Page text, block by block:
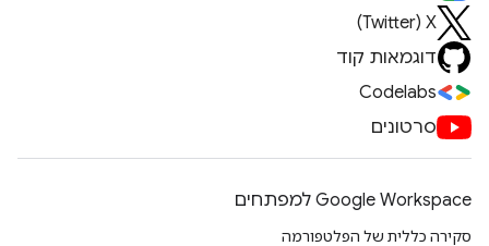
X‏ (Twitter)
דוגמאות קוד
Codelabs
סרטונים
Google Workspace למפתחים
סקירה כללית של הפלטפורמה